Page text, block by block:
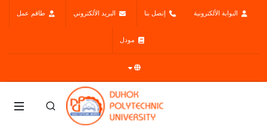
البوابة الألكترونية إتصل بنا البريد الألكتروني طاقم عمل
مودل